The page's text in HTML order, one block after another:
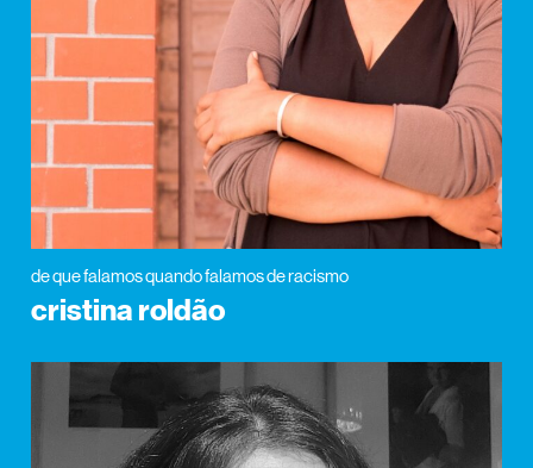
de que falamos quando falamos de racismo
cristina roldão